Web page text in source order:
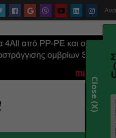

Close (X)